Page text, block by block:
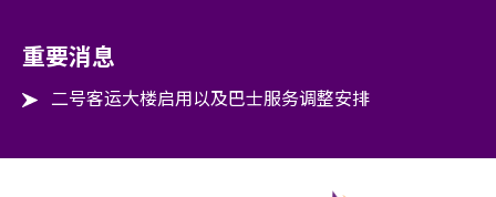
重要消息
二号客运大楼启用以及巴士服务调整安排